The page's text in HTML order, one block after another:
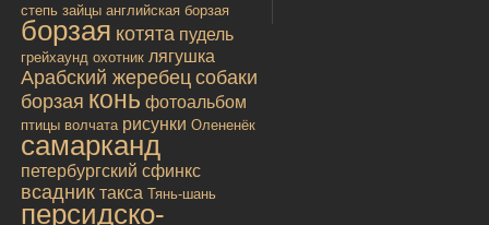
степь зайцы английская борзая
борзая котята пудель
грейхаунд охотник лягушка
Арабский жеребец собаки
борзая конь фотоальбом
птицы волчата рисунки Олененёк
самарканд
петербургский сфинкс
всадник такса Тянь-шань
персидско-